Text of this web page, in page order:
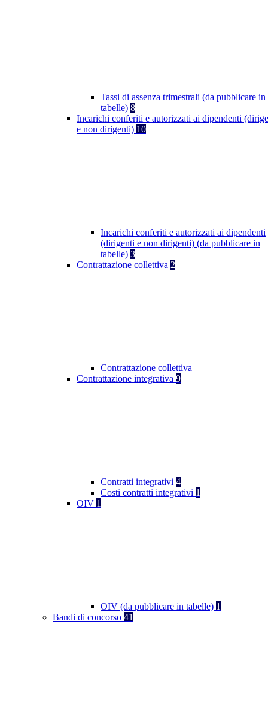
Tassi di assenza trimestrali (da pubblicare in
tabelle) 8
Incarichi conferiti e autorizzati ai dipendenti
e non dirigenti) 10
Incarichi conferiti e autorizzati ai dipendenti
(dirigenti e non dirigenti) (da pubblicare in
tabelle) 3
Contrattazione collettiva 2
Contrattazione collettiva
Contrattazione integrativa 9
Contratti integrativi 4
Costi contratti integrativi 1
OIV 1
OIV (da pubblicare in tabelle) 1
Bandi di concorso 41